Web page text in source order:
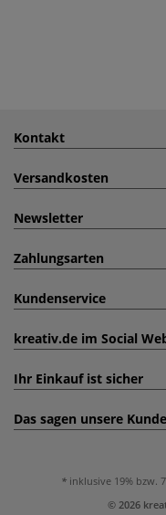
Kontakt
Versandkosten
Newsletter
Zahlungsarten
Kundenservice
kreativ.de im Social
Ihr Einkauf ist sicher
Das sagen unsere
inklusive 19% bzw.
© 2026